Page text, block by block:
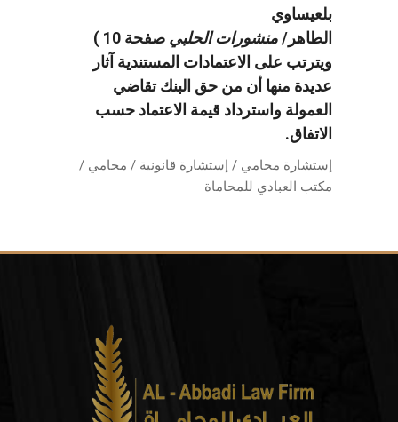
بلعيساوي
الطاهر/منشورات الحلبي
صفحة 10 )
ويترتب على الاعتمادات المستندية آثار
عديدة منها أن من حق البنك تقاضي
العمولة واسترداد قيمة الاعتماد حسب
الاتفاق.
إستشارة محامي / إستشارة قانونية / محامي /
مكتب العبادي للمحاماة